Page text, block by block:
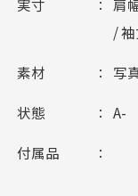
実寸
肩
/
素材 写
状態 A-
付属品